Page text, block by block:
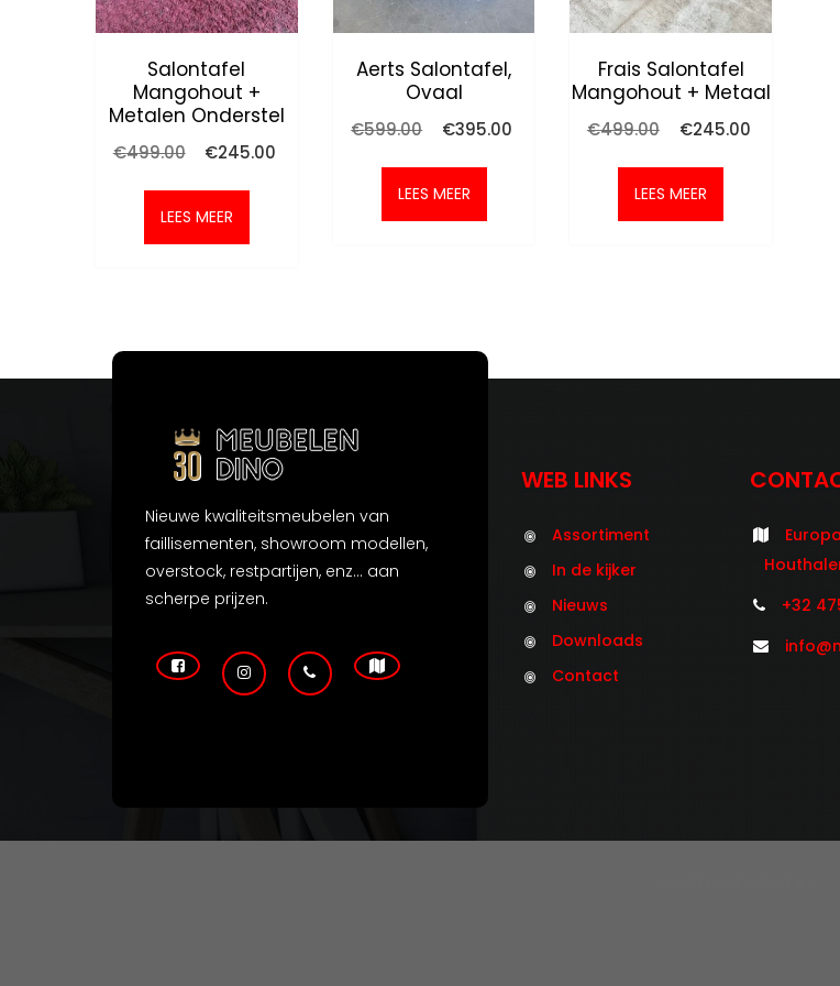
Salontafel
Mangohout +
Metalen Onderstel
€499.00
Oorspronkelijke
was:
€499.00.
€245.00
LEES MEER
Aerts Salontafel,
Ovaal
€599.00
Oorspronkelijke
was:
€599.00.
€395.00
LEES MEER
Frais Salontafel
Mangohout + Metaal
€499.00
Oorspronkelijke
was:
€499.00.
€245.00
LEES MEER
Nieuwe kwaliteitsmeubelen van
faillisementen, showroom modellen,
overstock, restpartijen, enz... aan
scherpe prijzen.
WEB LINKS
Assortiment
In de kijker
Nieuws
Downloads
Contact
+32